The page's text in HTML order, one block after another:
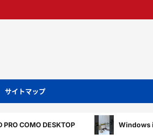
サイトマップ
DESKTOP Windows is Quietly